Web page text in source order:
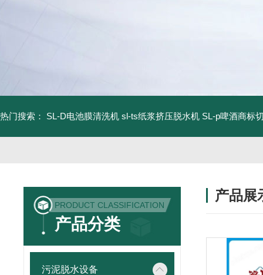
热门搜索： SL-D电池膜清洗机 sl-ts纸浆挤压脱水机 SL-p啤酒商标
PRODUCT CLASSIFICATION
产品分类
污泥脱水设备
产品展